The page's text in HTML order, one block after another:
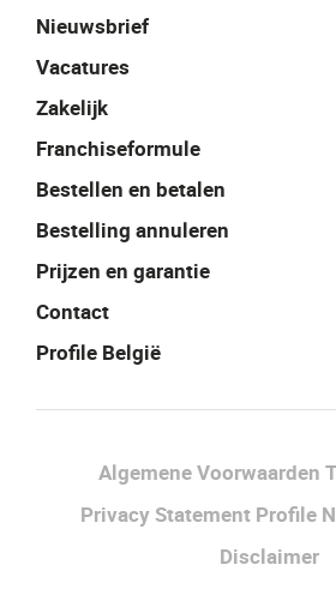
Nieuwsbrief
Vacatures
Zakelijk
Franchiseformule
Bestellen en betalen
Bestelling annuleren
Prijzen en garantie
Contact
Profile België
Algemene Voorwaarden
Privacy Statement Profile
Disclaimer